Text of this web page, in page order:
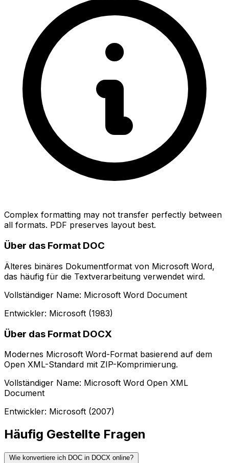
Complex formatting may not transfer perfectly between
all formats. PDF preserves layout best.
Über das Format DOC
Älteres binäres Dokumentformat von Microsoft Word,
das häufig für die Textverarbeitung verwendet wird.
Vollständiger Name: Microsoft Word Document
Entwickler: Microsoft (1983)
Über das Format DOCX
Modernes Microsoft Word-Format basierend auf dem
Open XML-Standard mit ZIP-Komprimierung.
Vollständiger Name: Microsoft Word Open XML
Document
Entwickler: Microsoft (2007)
Häufig Gestellte Fragen
Wie konvertiere ich DOC in DOCX online?